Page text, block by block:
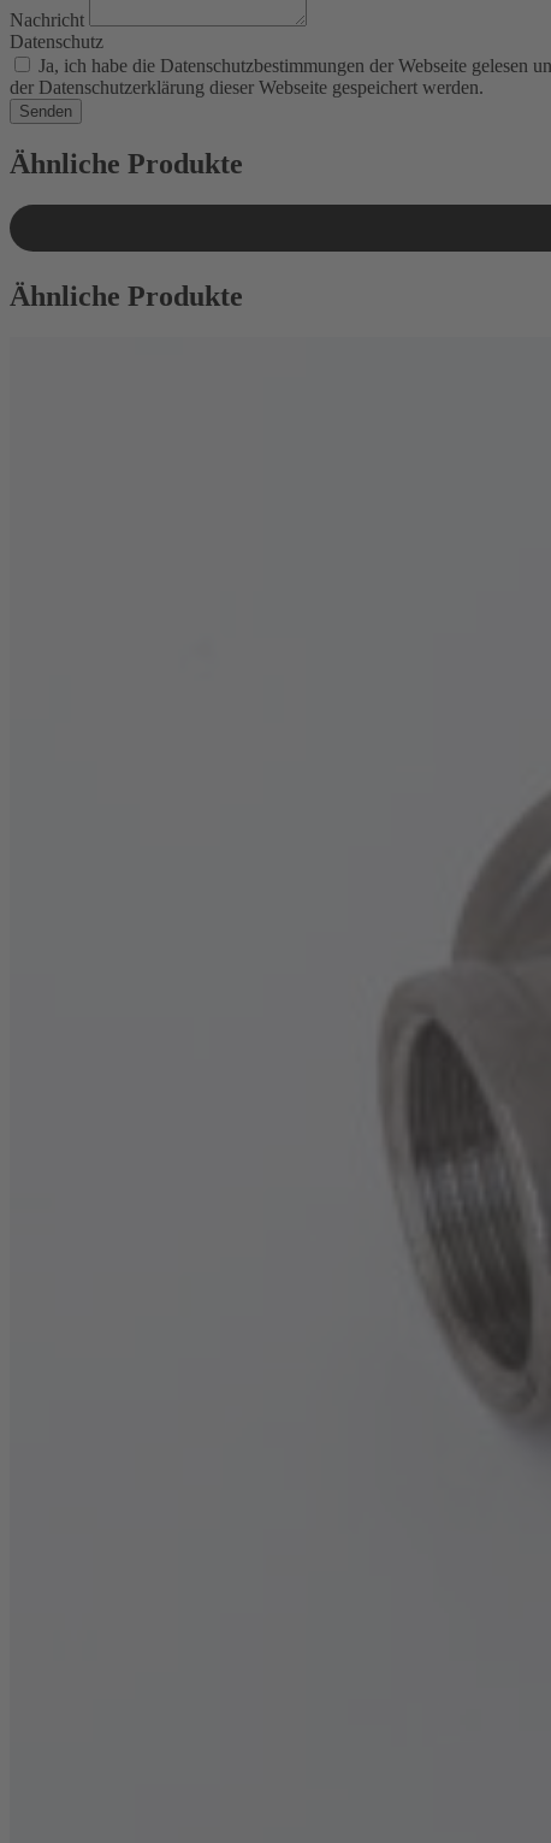
Nachricht
Datenschutz
Ja, ich habe die Datenschutzbestimmungen der Webseite
der Datenschutzerklärung dieser Webseite gespeichert werden.
Senden
Ähnliche Produkte
Ähnliche Produkte